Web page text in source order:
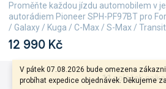
V pátek 07.08.2026 bude omezena
probíhat expedice objednávek. Děkujeme
12 990 Kč
Proměňte každou jízdu automobilem v
autorádiem Pioneer SPH-PF97BT pro
/ Galaxy / Kuga / C-Max / S-Max /
O
11položek